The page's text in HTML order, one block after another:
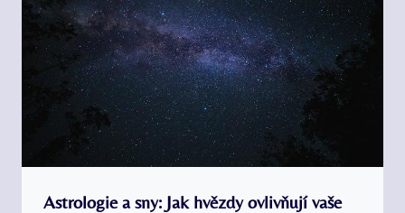
Astrologie a sny: Jak hvězdy ovlivňují vaše